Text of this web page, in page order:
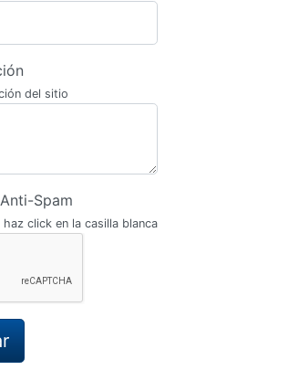
del sitio
Spam
click en la casilla blanca